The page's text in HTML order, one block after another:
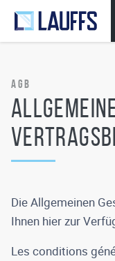
AGB
Die Allgemeinen
Ihnen hier zur
Les conditions